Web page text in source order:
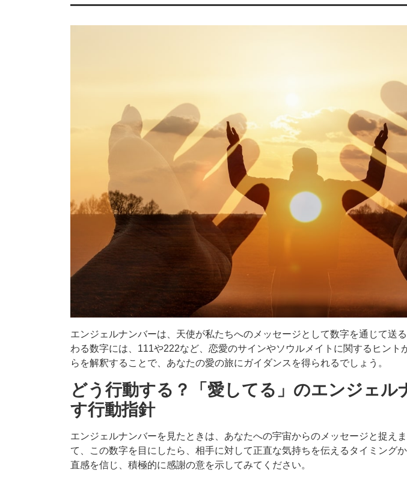
エンジェルナンバーは、天使が私たちへのメッセージとして数字を通じて送
わる数字には、111や222など、恋愛のサインやソウルメイトに関するヒント
らを解釈することで、あなたの愛の旅にガイダンスを得られるでしょう。
どう行動する？「愛してる」のエンジェル
す行動指針
エンジェルナンバーを見たときは、あなたへの宇宙からのメッセージと捉え
て、この数字を目にしたら、相手に対して正直な気持ちを伝えるタイミング
直感を信じ、積極的に感謝の意を示してみてください。